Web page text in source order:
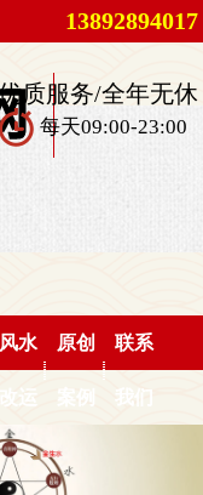
13892894017
质服务/全年无休
每天09:00-23:00
风水
改运
原创
案例
联系
我们